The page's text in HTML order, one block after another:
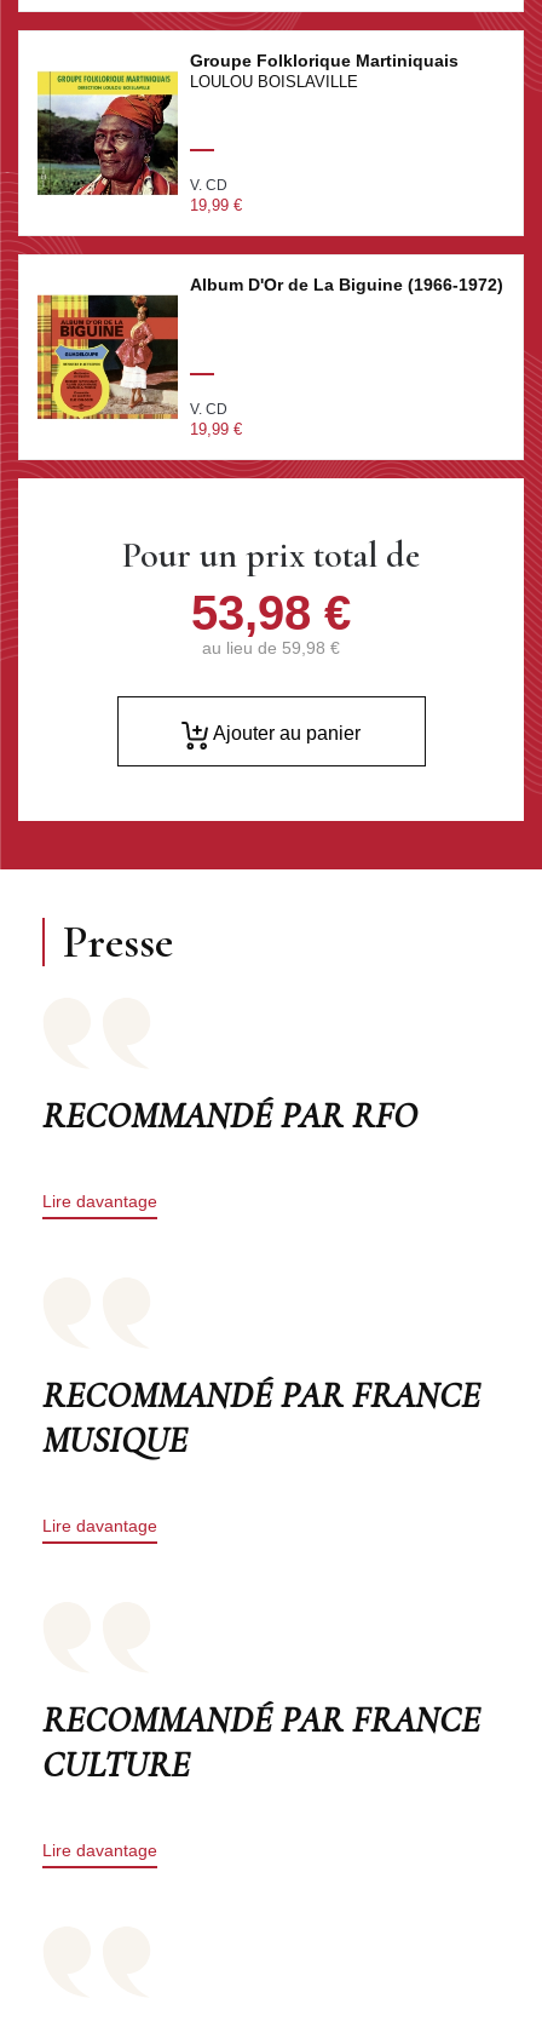
Groupe Folklorique Martiniquais
LOULOU BOISLAVILLE
V. CD
19,99 €
Album D'Or de La Biguine (1966-1972)
V. CD
19,99 €
Pour un prix total de
53,98 €
au lieu de 59,98 €
Ajouter au panier
Presse
RECOMMANDÉ PAR RFO
Lire davantage
RECOMMANDÉ PAR FRANCE
MUSIQUE
Lire davantage
RECOMMANDÉ PAR FRANCE
CULTURE
Lire davantage